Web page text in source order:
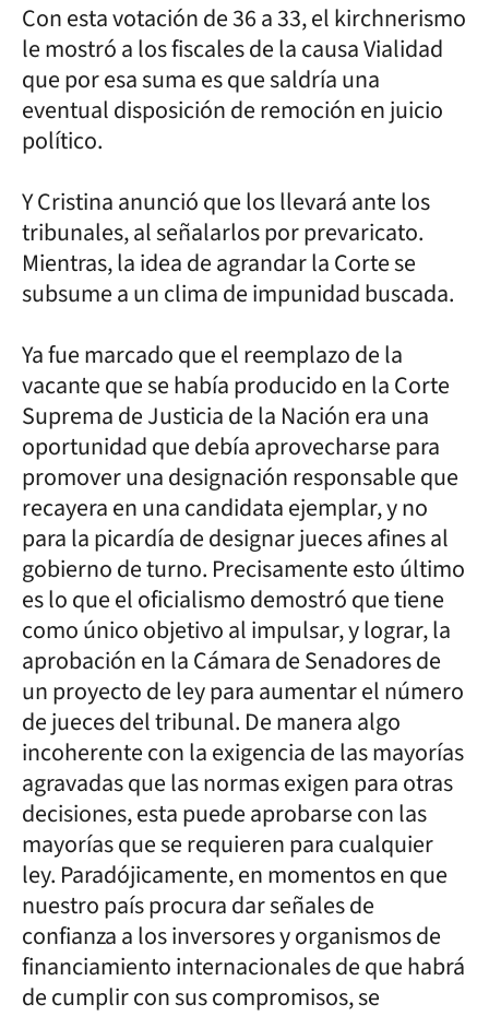
Con esta votación de 36 a 33, el kirchnerismo
le mostró a los fiscales de la causa Vialidad
que por esa suma es que saldría una
eventual disposición de remoción en juicio
político.
Y Cristina anunció que los llevará ante los
tribunales, al señalarlos por prevaricato.
Mientras, la idea de agrandar la Corte se
subsume a un clima de impunidad buscada.
Ya fue marcado que el reemplazo de la
vacante que se había producido en la Corte
Suprema de Justicia de la Nación era una
oportunidad que debía aprovecharse para
promover una designación responsable que
recayera en una candidata ejemplar, y no
para la picardía de designar jueces afines al
gobierno de turno. Precisamente esto último
es lo que el oficialismo demostró que tiene
como único objetivo al impulsar, y lograr, la
aprobación en la Cámara de Senadores de
un proyecto de ley para aumentar el número
de jueces del tribunal. De manera algo
incoherente con la exigencia de las mayorías
agravadas que las normas exigen para otras
decisiones, esta puede aprobarse con las
mayorías que se requieren para cualquier
ley. Paradójicamente, en momentos en que
nuestro país procura dar señales de
confianza a los inversores y organismos de
financiamiento internacionales de que habrá
de cumplir con sus compromisos, se